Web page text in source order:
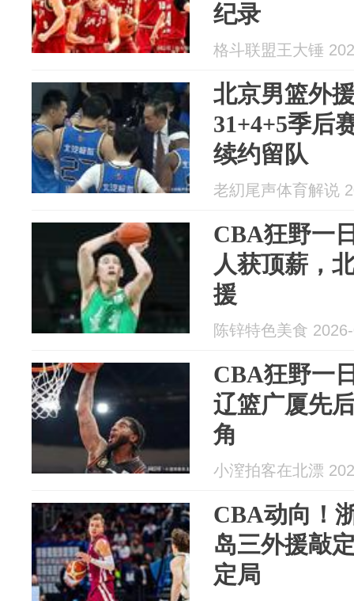
纪录
格斗联盟王大锤
北京男篮外
31+4+5季后
续约留队
老糿尾声体育解说
CBA狂野一
人获顶薪，
援
陈锌特色美食
CBA狂野一
辽篮广厦先
角
小潌拍客在北漂
CBA动向！
岛三外援敲
定局